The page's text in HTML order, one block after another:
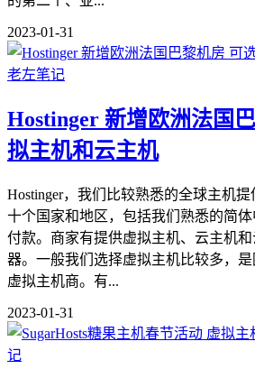
2023-01-31
Hostinger 新增欧洲法国
拟主机和云主机
Hostinger，我们比较熟悉的全球主机
十个国家和地区，包括我们熟悉的简
付款。商家有提供虚拟主机、云主机
器。一般我们选择虚拟主机比较多，
虚拟主机商。有...
2023-01-31